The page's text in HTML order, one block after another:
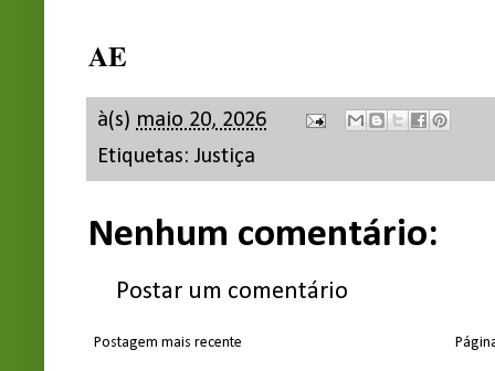
AE
à(s) maio 20, 2026
Etiquetas: Justiça
Nenhum comentário:
Postar um comentário
Postagem mais recente